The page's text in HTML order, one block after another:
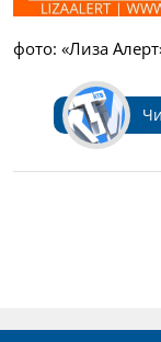
фото: «Лиза